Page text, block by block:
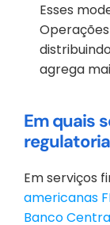
Esses
agrega
Em quais
Em serviços
americanas
Banco